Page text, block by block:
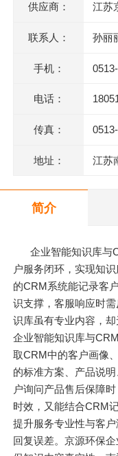
供应商： 江苏
联系人： 孙丽
手机：
电话：
传真： 0513-
地址： 江苏
简介
企业智能知识库与
户服务闭环，实现知
的CRM系统能记录客
识支撑，客服响应时
识库虽有专业内容，
企业智能知识库与
取CRM中的客户画像
的标准方案、产品说
户询问产品售后保障
时效，又能结合CRM
提升服务专业性与客
回复误差。京源环保